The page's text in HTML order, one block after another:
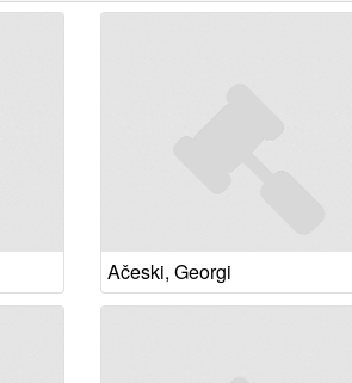
Ačeski, Georgi